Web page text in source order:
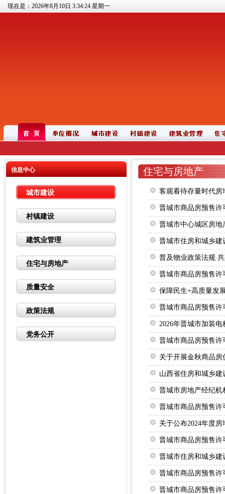
现在是：2026年8月10日 3:34:25 星期一
信息中心
城市建设
村镇建设
建筑业管理
住宅与房地产
质量安全
政策法规
党务公开
住宅与房地产
客观看待存量时代房
晋城市商品房预售许
晋城市中心城区房地
晋城市住房和城乡
普及物业政策法规
晋城市商品房预售许
保障民生+高质量发
晋城市商品房预售许
2026年晋城市加装
晋城市商品房预售许
关于开展金秋商品
山西省住房和城乡
晋城市房地产经纪机
晋城市商品房预售许
关于公布2024年度
晋城市商品房预售许
晋城市住房和城乡建
晋城市商品房预售许
晋城市商品房预售许